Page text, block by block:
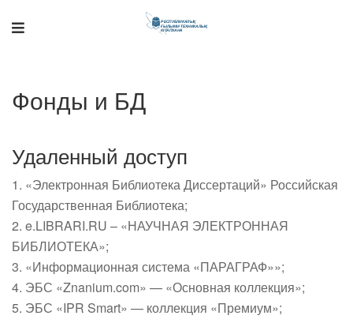
Фонды и БД
Удаленный доступ
1. «Электронная Библиотека Диссертаций» Российская
Государственная Библиотека;
2. e.LIBRARI.RU – «НАУЧНАЯ ЭЛЕКТРОННАЯ
БИБЛИОТЕКА»;
3. «Информационная система «ПАРАГРАФ»»;
4. ЭБС «Znanium.com» — «Основная коллекция»;
5. ЭБС «IPR Smart» — коллекция «Премиум»;